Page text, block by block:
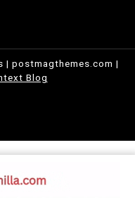
| postmagthemes.com |
Blog